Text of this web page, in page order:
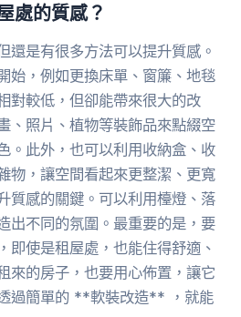
處的質感？
還是有很多方法可以提升質感。
始，例如更換床單、窗簾、地毯
對較低，但卻能帶來很大的改
、照片、植物等裝飾品來點綴空
。此外，也可以利用收納盒、收
物，讓空間看起來更整潔、更寬
質感的關鍵。可以利用檯燈、落
出不同的氛圍。最重要的是，要
即使是租屋處，也能住得舒適、
來的房子，也要用心佈置，讓它
過簡單的 **軟裝改造** ，就能